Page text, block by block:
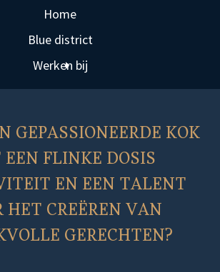
Home
Blue district
Werken bij
GEPASSIONEERDE KOK
FLINKE DOSIS
EN EEN TALENT
HET CREËREN VAN
GERECHTEN?